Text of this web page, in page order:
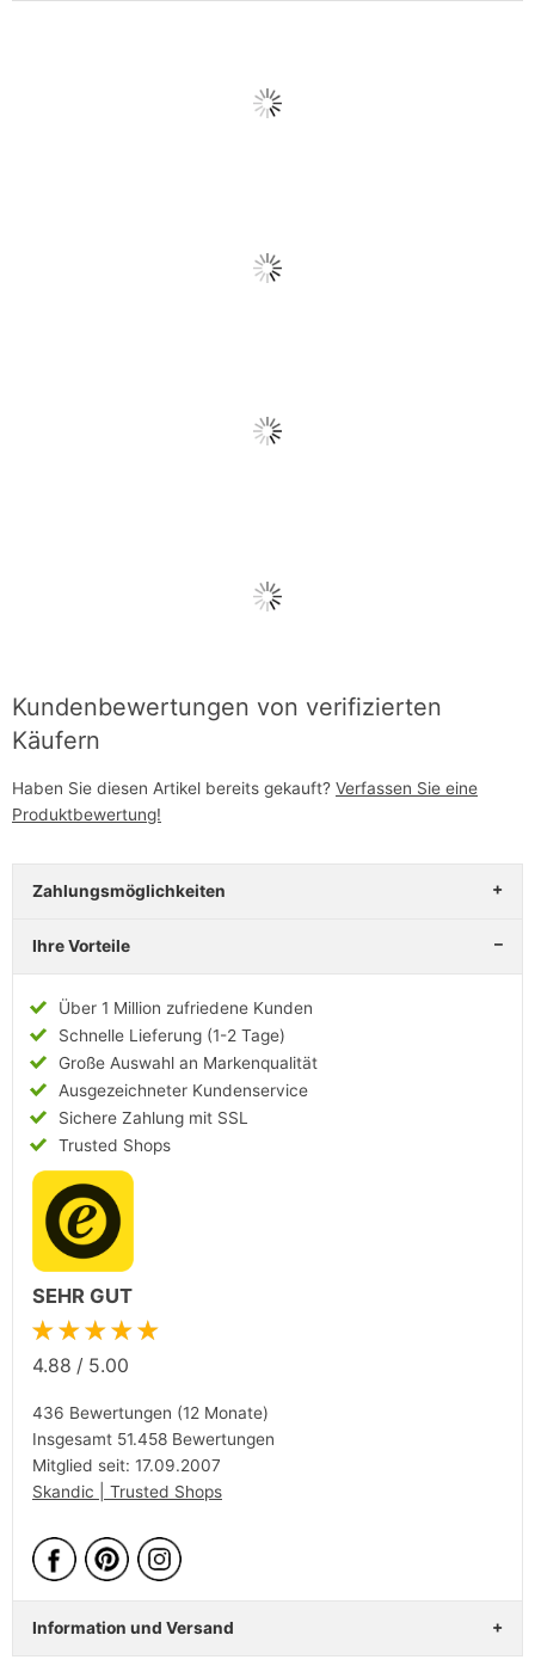
Kundenbewertungen von verifizierten
Käufern
Haben Sie diesen Artikel bereits gekauft? Verfassen Sie eine
Produktbewertung!
Zahlungsmöglichkeiten
Ihre Vorteile
Über 1 Million zufriedene Kunden
Schnelle Lieferung (1-2 Tage)
Große Auswahl an Markenqualität
Ausgezeichneter Kundenservice
Sichere Zahlung mit SSL
Trusted Shops
SEHR GUT
★★★★★
4.88 / 5.00
436 Bewertungen (12 Monate)
Insgesamt 51.458 Bewertungen
Mitglied seit: 17.09.2007
Skandic | Trusted Shops
Information und Versand